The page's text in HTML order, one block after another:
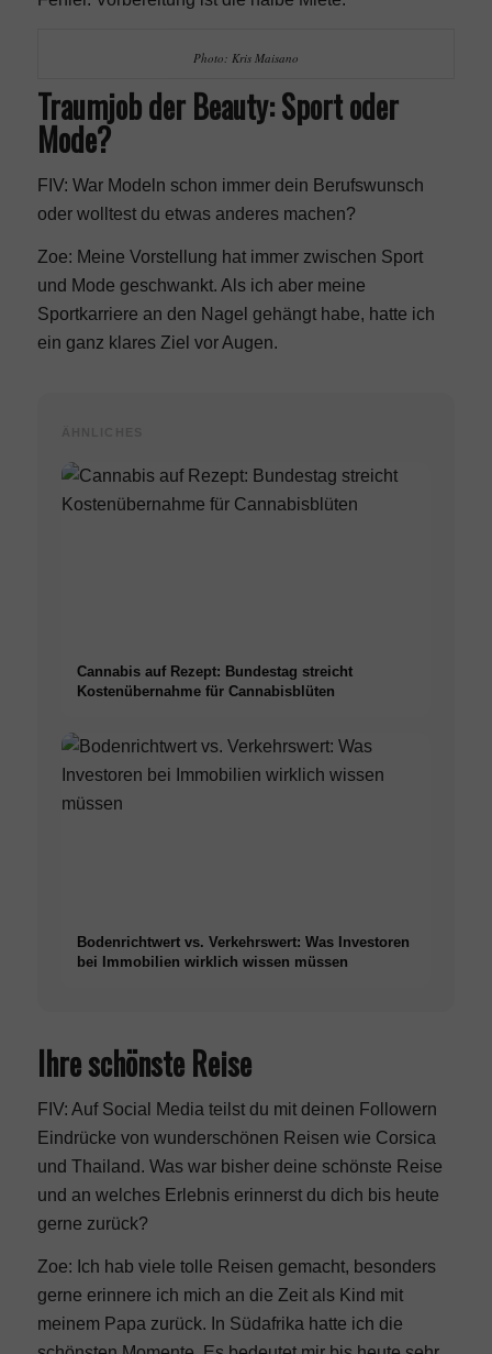
Photo: Kris Maisano
Traumjob der Beauty: Sport oder
Mode?
FIV: War Modeln schon immer dein Berufswunsch
oder wolltest du etwas anderes machen?
Zoe: Meine Vorstellung hat immer zwischen Sport
und Mode geschwankt. Als ich aber meine
Sportkarriere an den Nagel gehängt habe, hatte ich
ein ganz klares Ziel vor Augen.
Cannabis auf Rezept: Bundestag streicht
Kostenübernahme für Cannabisblüten
Bodenrichtwert vs. Verkehrswert: Was Investoren
bei Immobilien wirklich wissen müssen
Ihre schönste Reise
FIV: Auf Social Media teilst du mit deinen Followern
Eindrücke von wunderschönen Reisen wie Corsica
und Thailand. Was war bisher deine schönste Reise
und an welches Erlebnis erinnerst du dich bis heute
gerne zurück?
Zoe: Ich hab viele tolle Reisen gemacht, besonders
gerne erinnere ich mich an die Zeit als Kind mit
meinem Papa zurück. In Südafrika hatte ich die